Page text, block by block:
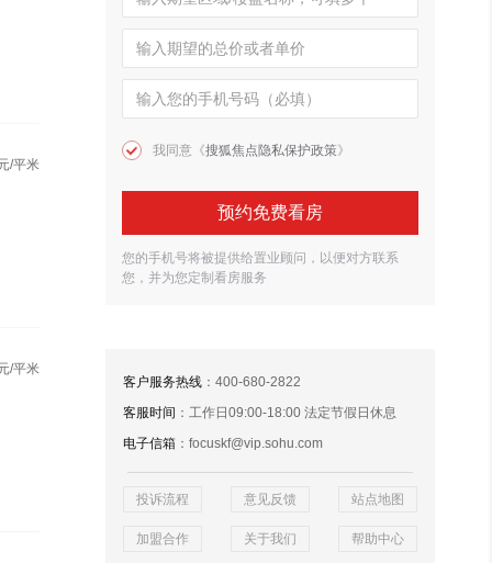
/平米
/平米
我同意《搜狐焦点隐私保护政策》
预约免费看房
您的手机号将被提供给置业顾问，以便对方联系
您，并为您定制看房服务
客户服务热线 ：400-680-2822
客服时间 ：工作日09:00-18:00 法定节假日休息
电子信箱 ：focuskf@vip.sohu.com
投诉流程 意见反馈 站点地图
加盟合作 关于我们 帮助中心